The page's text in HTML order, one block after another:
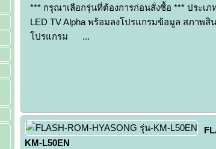
*** กรุณาเลือกรุ่นที่ต้องการก่อนสั่งซื้อ *** ประเภ
LED TV Alpha พร้อมลงโปรแกรมข้อมูล สภาพ
โปรแกรม ...
KM-L50EN